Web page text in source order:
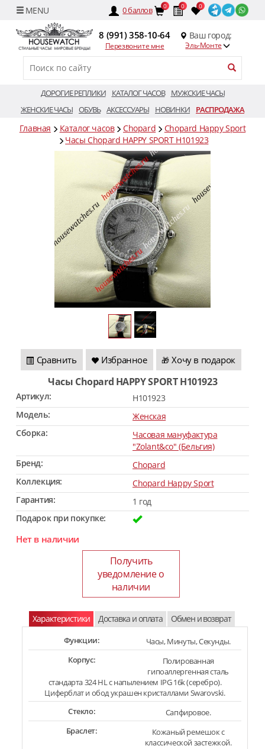
0баллов 0 0 0
8 (991) 358-10-64
Перезвоните мне
Ваш город:
Эль-Монте
ДОРОГИЕ РЕПЛИКИ КАТАЛОГ ЧАСОВ
МУЖСКИЕ ЧАСЫ
ЖЕНСКИЕ ЧАСЫ ОБУВЬ АКСЕССУАРЫ НОВИНКИ РАСПРОДАЖА
Главная Каталог часов Chopard
Chopard Happy Sport
Часы Chopard HAPPY SPORT H101923
Сравнить Избранное 🎁 Хочу в подарок
Часы Chopard HAPPY SPORT H101923
Артикул:
H101923
Модель:
Женская
Сборка:
Часовая мануфактура
"Zolant&co" (Бельгия)
Бренд:
Chopard
Коллекция:
Chopard Happy Sport
Гарантия:
1 год
Подарок при покупке:
Нет в наличии
Получить
уведомление о
наличии
Характеристики Доставка и оплата Обмен и возврат
Функции:
Часы, Минуты, Секунды.
Корпус:
Полированная
гипоаллергенная сталь
стандарта 324 HL с напылением IPG 16k (серебро).
Циферблат и обод украшен кристаллами Swarovski.
Стекло:
Сапфировое.
Браслет:
Кожаный ремешок с
классической застежкой.